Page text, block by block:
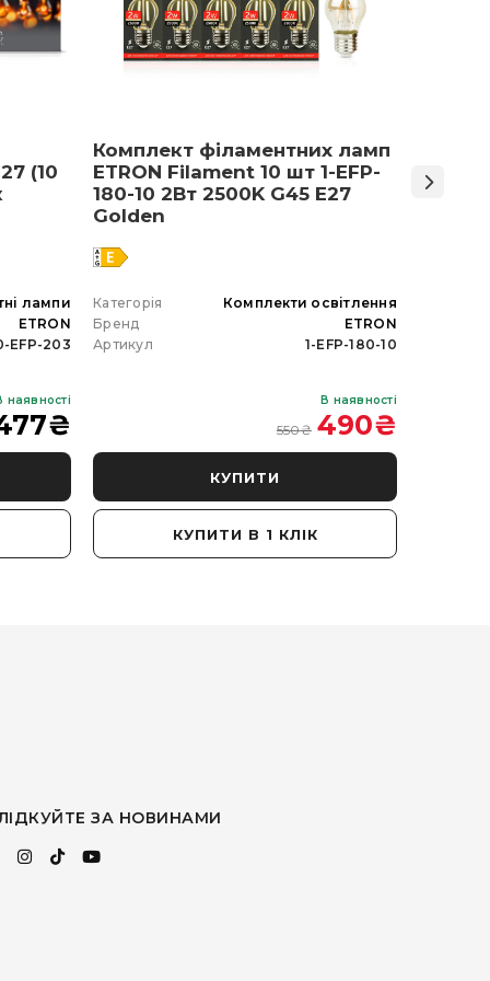
(10
лампи
ETRON
EFP-203
наявності
₴
Комплект філаментних ламп
ETRON Filament 10 шт 1-EFP-
180-10 2Вт 2500K G45 E27
Golden
Категорія
Комплекти освітлення
Бренд
ETRON
Артикул
1-EFP-180-10
В наявності
550₴ 490₴
КУПИТИ
КУПИТИ В 1 КЛІК
48 Вт
ЗА НОВИНАМИ